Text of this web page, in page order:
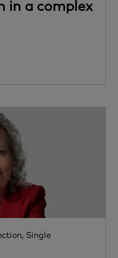
in a complex
Single